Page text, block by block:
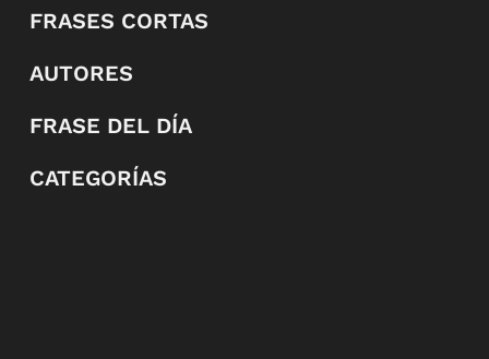
FRASES CORTAS
AUTORES
FRASE DEL DÍA
CATEGORÍAS